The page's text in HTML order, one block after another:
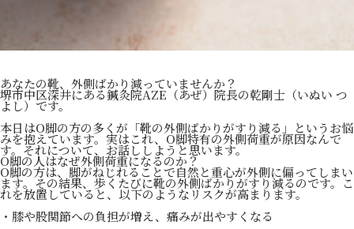
あなたの靴、外側ばかり減っていませんか？
堺市中区深井にある鍼灸院AZE（あぜ）院長の乾剛士（いぬい つ
よし）です。
本日はO脚の方の多くが「靴の外側ばかりがすり減る」というお悩
みを抱えています。実はこれ、O脚特有の外側荷重が原因なんで
す。それについて、お話ししようと思います。
O脚の人はなぜ外側荷重になるのか？
O脚の方は、脚がねじれることで自然と重心が外側に偏ってしまい
ます。その結果、歩くたびに靴の外側ばかりがすり減るのです。こ
れを放置していると、以下のようなリスクが高まります。
・膝や股関節への負担が増え、痛みが出やすくなる